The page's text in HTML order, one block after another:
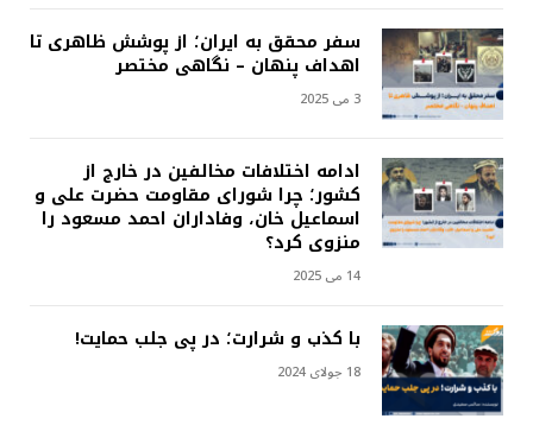
سفر محقق به ایران؛ از پوشش ظاهری تا
اهداف پنهان – نگاهی مختصر
3 می 2025
ادامه اختلافات مخالفین در خارج از
کشور؛ چرا شورای مقاومت حضرت علی و
اسماعیل خان، وفاداران احمد مسعود را
منزوی کرد؟
14 می 2025
با کذب و شرارت؛ در پی جلب حمایت!
18 جولای 2024